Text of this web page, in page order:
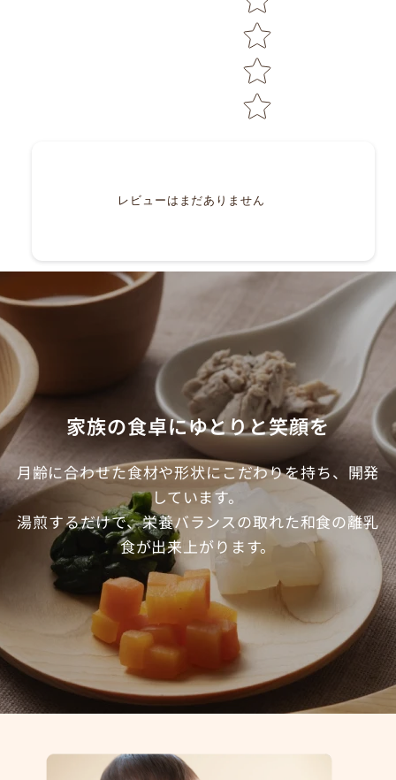
家族の食卓にゆとりと笑顔を
月齢に合わせた食材や形状にこだわりを持ち、開発
しています。
湯煎するだけで、栄養バランスの取れた和食の離乳
食が出来上がります。